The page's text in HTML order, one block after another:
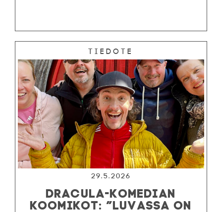
Tiedote
29.5.2026
DRACULA-KOMEDIAN
KOOMIKOT: ”LUVASSA ON